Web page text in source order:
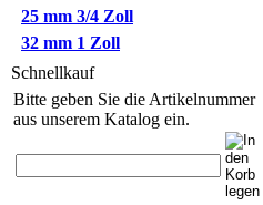
25 mm 3/4 Zoll
32 mm 1 Zoll
Schnellkauf
Bitte geben Sie die Artikelnummer
aus unserem Katalog ein.